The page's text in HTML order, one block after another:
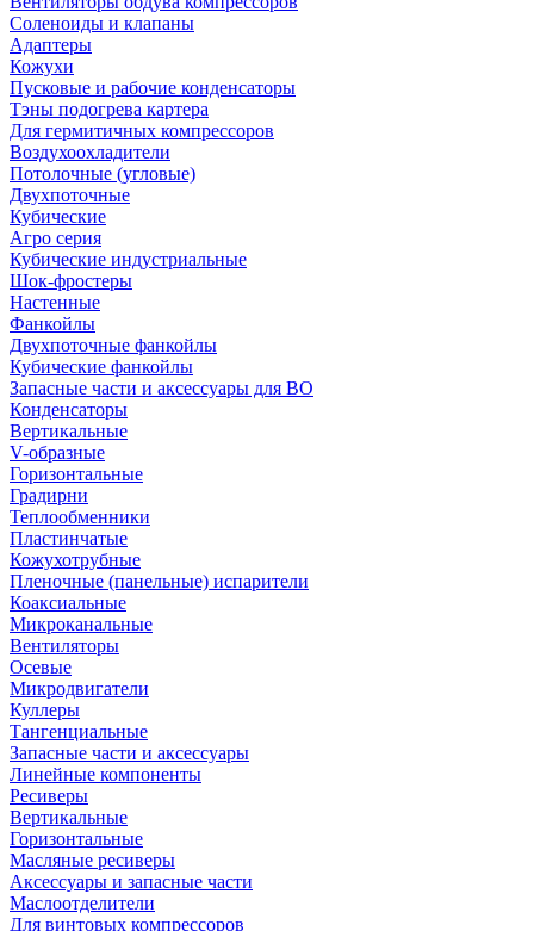
Соленоиды и клапаны
Адаптеры
Кожухи
Пусковые и рабочие конденсаторы
Тэны подогрева картера
Для гермитичных компрессоров
Воздухоохладители
Потолочные (угловые)
Двухпоточные
Кубические
Агро серия
Кубические индустриальные
Шок-фростеры
Настенные
Фанкойлы
Двухпоточные фанкойлы
Кубические фанкойлы
Запасные части и аксессуары для ВО
Конденсаторы
Вертикальные
V-образные
Горизонтальные
Градирни
Теплообменники
Пластинчатые
Кожухотрубные
Пленочные (панельные) испарители
Коаксиальные
Микроканальные
Вентиляторы
Осевые
Микродвигатели
Куллеры
Тангенциальные
Запасные части и аксессуары
Линейные компоненты
Ресиверы
Вертикальные
Горизонтальные
Масляные ресиверы
Аксессуары и запасные части
Маслоотделители
Для винтовых компрессоров